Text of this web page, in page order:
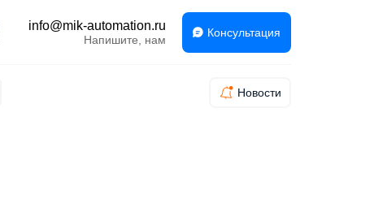
Консультация
info@mik-automation.ru
Напишите, нам
Новости